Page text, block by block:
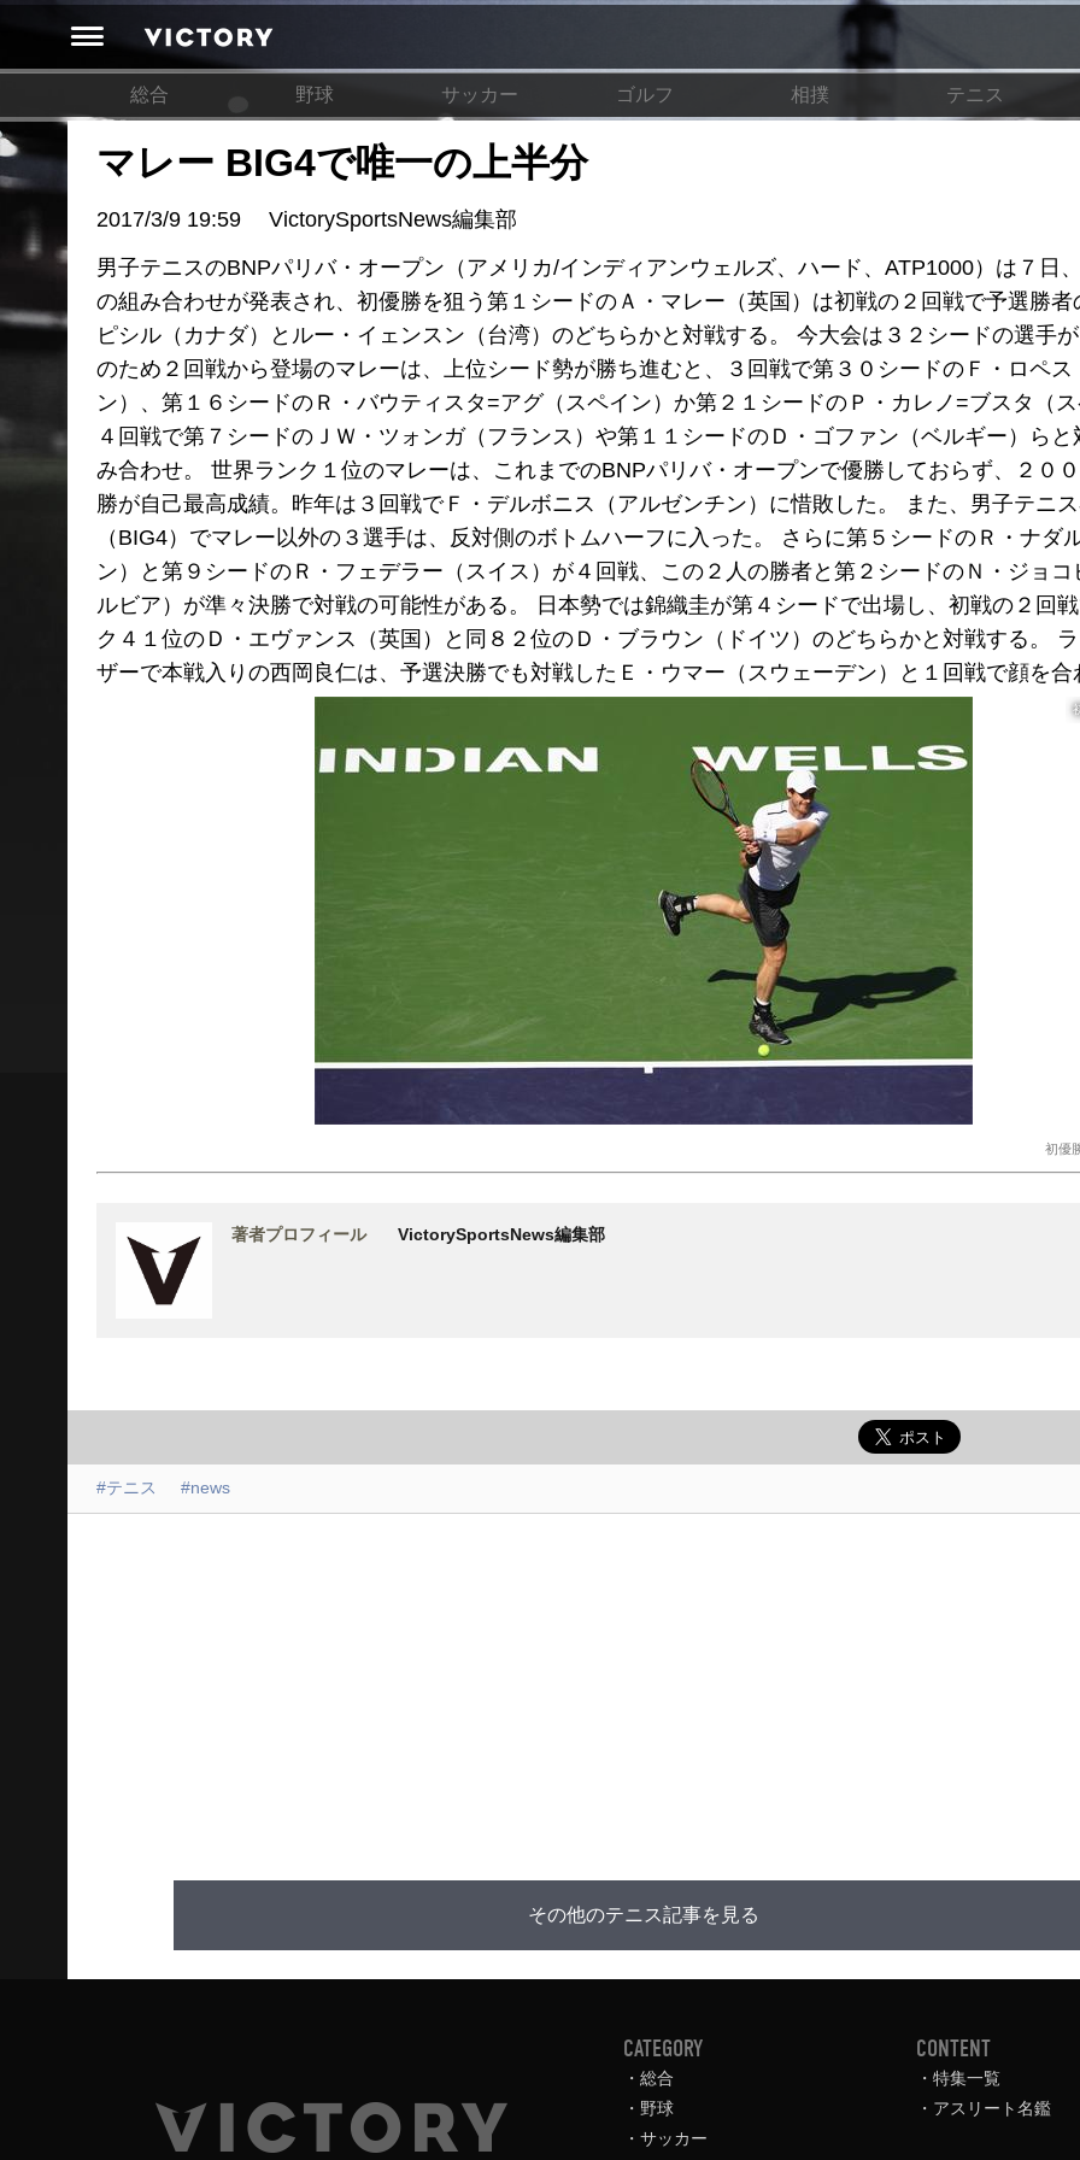
総合 野球 サッカー ゴルフ 相撲 テニス
マレー BIG4で唯一の上半分
2017/3/9 19:59
VictorySportsNews編集部
男子テニスのBNPパリバ・オープン（アメリカ/インディアンウェルズ、ハード、ATP1000）は７日
の組み合わせが発表され、初優勝を狙う第１シードのＡ・マレー（英国）は初戦の２回戦で予選勝者
ピシル（カナダ）とルー・イェンスン（台湾）のどちらかと対戦する。 今大会は３２シードの選手
のため２回戦から登場のマレーは、上位シード勢が勝ち進むと、３回戦で第３０シードのＦ・ロペス
ン）、第１６シードのＲ・バウティスタ=アグ（スペイン）か第２１シードのＰ・カレノ=ブスタ（ス
４回戦で第７シードのＪＷ・ツォンガ（フランス）や第１１シードのＤ・ゴファン（ベルギー）らと
み合わせ。 世界ランク１位のマレーは、これまでのBNPパリバ・オープンで優勝しておらず、２０
勝が自己最高成績。昨年は３回戦でＦ・デルボニス（アルゼンチン）に惜敗した。 また、男子テニ
（BIG4）でマレー以外の３選手は、反対側のボトムハーフに入った。 さらに第５シードのＲ・ナダ
ン）と第９シードのＲ・フェデラー（スイス）が４回戦、この２人の勝者と第２シードのＮ・ジョコ
ルビア）が準々決勝で対戦の可能性がある。 日本勢では錦織圭が第４シードで出場し、初戦の２回
ク４１位のＤ・エヴァンス（英国）と同８２位のＤ・ブラウン（ドイツ）のどちらかと対戦する。
ザーで本戦入りの西岡良仁は、予選決勝でも対戦したＥ・ウマー（スウェーデン）と１回戦で顔を合
初優
著者プロフィール VictorySportsNews編集部
#テニス #news
その他のテニス記事を見る
CATEGORY
総合
野球
サッカー
CONTENT
特集一覧
アスリート名鑑